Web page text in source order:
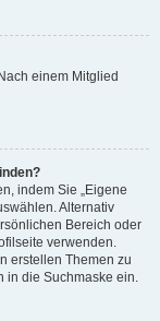
einem Mitglied
indem Sie „Eigene
Alternativ
Bereich oder
verwenden.
erstellen Themen zu
in die Suchmaske ein.